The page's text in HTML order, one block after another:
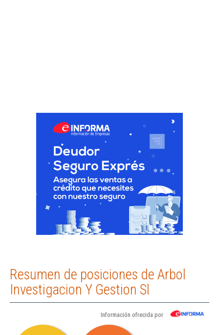
Resumen de posiciones de Arbol
Investigacion Y Gestion Sl
Información ofrecida por